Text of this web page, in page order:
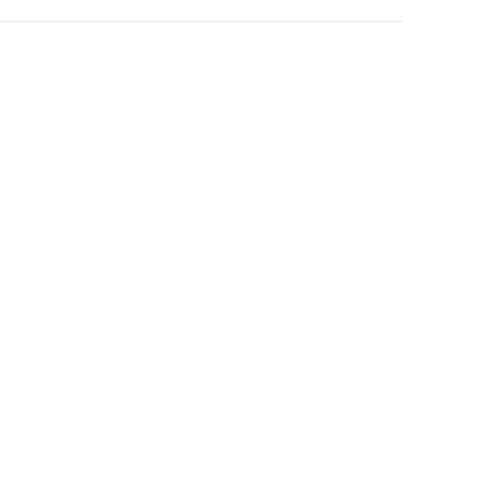
einsehbar und nachträglich nicht änderbar
Themen aus. Sollte keines der Themen
wir Sie über die Statusanzeige sowie per E-Mail
die Benachrichtigungen aktiviert